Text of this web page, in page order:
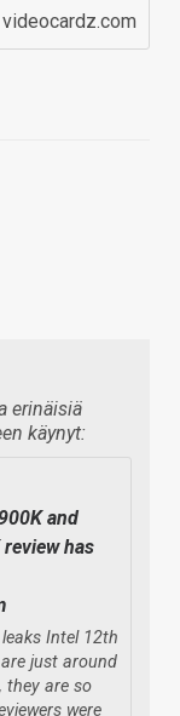
videocardz.com
erinäisiä
käynyt:
and
has
Intel 12th
just around
they are so
were